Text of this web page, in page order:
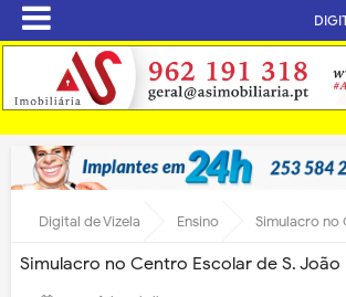
Digital de Vizela Ensino Simulacro no
Simulacro no Centro Escolar de S. João